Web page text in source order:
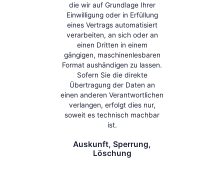
die wir auf Grundlage Ihrer
Einwilligung oder in Erfüllung
eines Vertrags automatisiert
verarbeiten, an sich oder an
einen Dritten in einem
gängigen, maschinenlesbaren
Format aushändigen zu lassen.
Sofern Sie die direkte
Übertragung der Daten an
einen anderen Verantwortlichen
verlangen, erfolgt dies nur,
soweit es technisch machbar
ist.
Auskunft, Sperrung,
Löschung